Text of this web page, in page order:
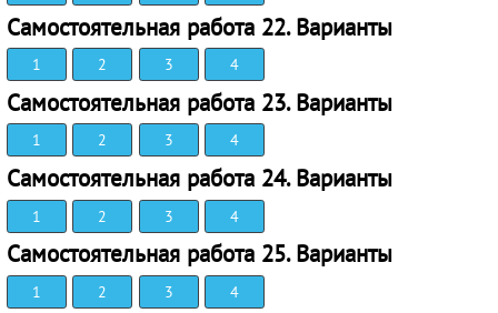
Самостоятельная работа 22. Варианты
1 2 3 4
Самостоятельная работа 23. Варианты
1 2 3 4
Самостоятельная работа 24. Варианты
1 2 3 4
Самостоятельная работа 25. Варианты
1 2 3 4